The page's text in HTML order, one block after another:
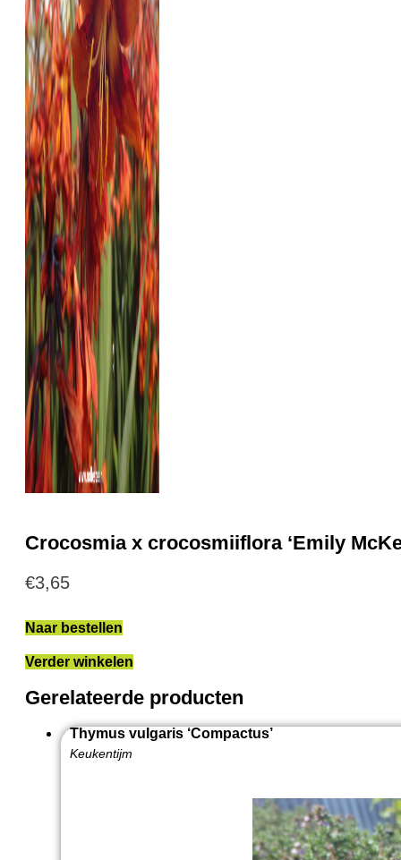
Crocosmia x crocosmiiflora ‘Emily
€3,65
Naar bestellen
Verder winkelen
Gerelateerde producten
Thymus vulgaris ‘Compactus’
Keukentijm